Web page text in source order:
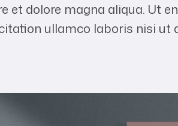
et dolore magna aliqua. Ut
ullamco laboris nisi ut